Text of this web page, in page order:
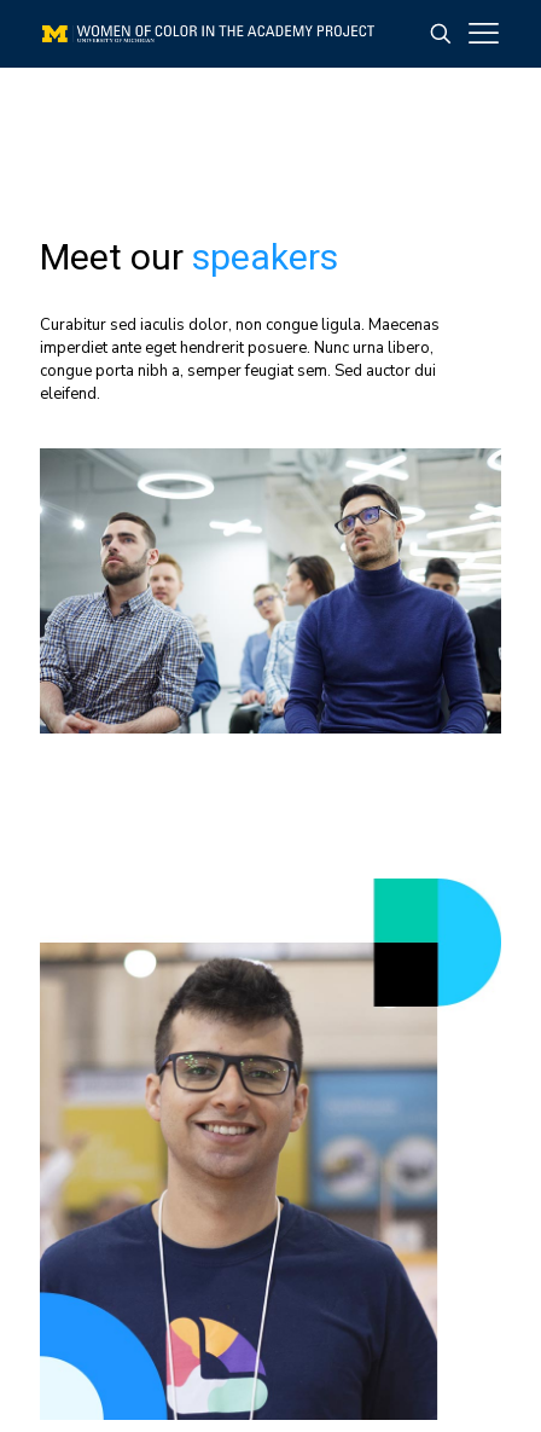
Meet our speakers
Curabitur sed iaculis dolor, non congue ligula. Maecenas
imperdiet ante eget hendrerit posuere. Nunc urna libero,
congue porta nibh a, semper feugiat sem. Sed auctor dui
eleifend.